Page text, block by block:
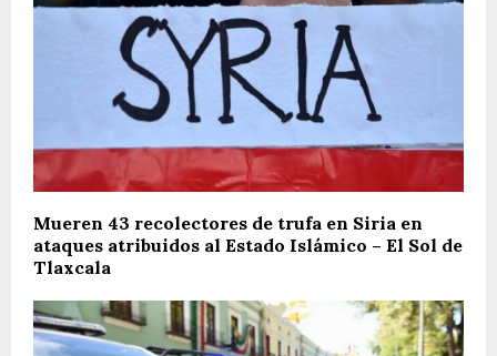
Mueren 43 recolectores de trufa en Siria en
ataques atribuidos al Estado Islámico – El Sol de
Tlaxcala